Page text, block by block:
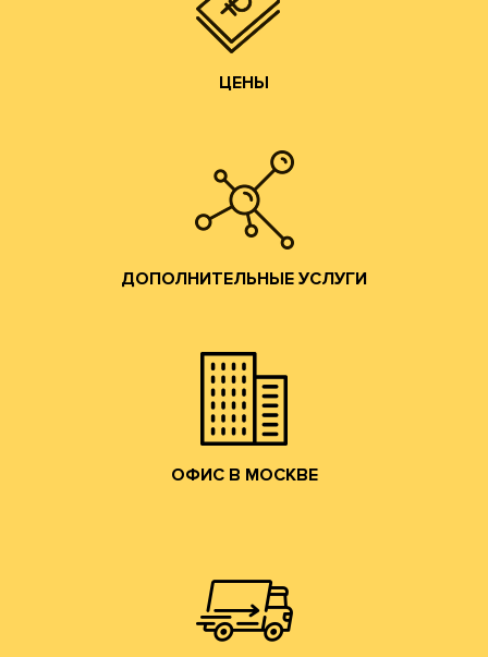
ЦЕНЫ
ЦЕНЫ
ДОПОЛНИТЕЛЬНЫЕ УСЛУГИ
ДОПОЛНИТЕЛЬНЫЕ УСЛУГИ
Разработка конструкций;
Изготовление штанц-форм;
ОФИС В МОСКВЕ
ОФИС В МОСКВЕ
Мы приглашаем действующих и потенциальных
привлекательные условия сотрудничества.
помощь по всем вопросам производства гофротары.
ДОСТАВКА